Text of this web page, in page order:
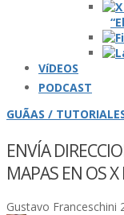
VíDEOS
PODCAST
GUÃAS /
ENVÍ­A
MAPAS EN OS
Gustavo Franceschini